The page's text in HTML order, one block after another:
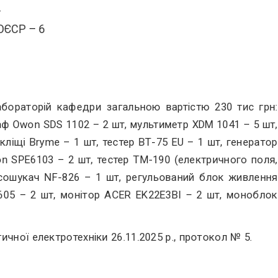
– 6
кафедри загальною вартістю 230 тис грн:
Owon SDS 1102 – 2 шт, мультиметр XDM 1041 – 5 шт,
Bryme – 1 шт, тестер ВТ-75 EU – 1 шт, генератор
SPE6103 – 2 шт, тестер ТМ-190 (електричного поля,
NF-826 – 1 шт, регульований блок живлення
– 2 шт, монітор ACER EK22E3BI – 2 шт, моноблок
електротехніки 26.11.2025 р., протокол № 5.